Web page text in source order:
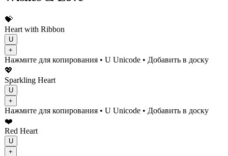
💝
Heart with Ribbon
U
+
Нажмите для копирования • U Unicode • Добавить в доску
💖
Sparkling Heart
U
+
Нажмите для копирования • U Unicode • Добавить в доску
❤️
Red Heart
U
+